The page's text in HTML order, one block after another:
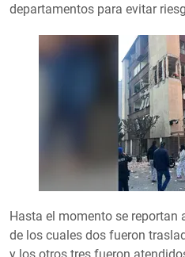
departamentos para evitar
Hasta el momento se reportan
de los cuales dos fueron